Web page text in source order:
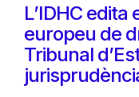
L’IDHC
europeu de
Tribunal